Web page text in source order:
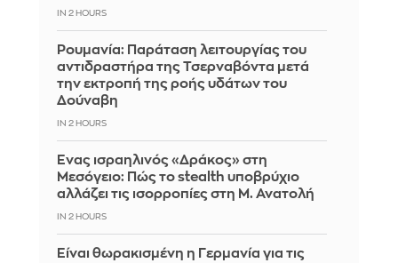
IN 2 HOURS
Ρουμανία: Παράταση λειτουργίας του
αντιδραστήρα της Τσερναβόντα μετά
την εκτροπή της ροής υδάτων του
Δούναβη
IN 2 HOURS
Ένας ισραηλινός «Δράκος» στη
Μεσόγειο: Πώς το stealth υποβρύχιο
αλλάζει τις ισορροπίες στη Μ. Ανατολή
IN 2 HOURS
Είναι θωρακισμένη η Γερμανία για τις